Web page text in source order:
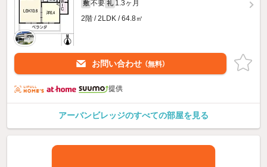
敷 不要 礼 1.3ヶ月
2階 / 2LDK / 64.8㎡
お問い合わせ （無料）
提供
アーバンビレッジのすべての部屋を見る